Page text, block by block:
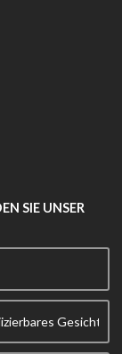
SIE UNSER